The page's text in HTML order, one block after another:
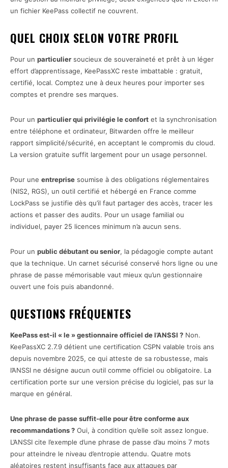
un fichier KeePass collectif ne couvrent.
QUEL CHOIX SELON VOTRE PROFIL
Pour un particulier soucieux de souveraineté et prêt à un léger
effort d’apprentissage, KeePassXC reste imbattable : gratuit,
certifié, local. Comptez une à deux heures pour importer ses
comptes et prendre ses marques.
Pour un particulier qui privilégie le confort et la synchronisation
entre téléphone et ordinateur, Bitwarden offre le meilleur
rapport simplicité/sécurité, en acceptant le compromis du cloud.
La version gratuite suffit largement pour un usage personnel.
Pour une entreprise soumise à des obligations réglementaires
(NIS2, RGS), un outil certifié et hébergé en France comme
LockPass se justifie dès qu’il faut partager des accès, tracer les
actions et passer des audits. Pour un usage familial ou
individuel, payer 25 licences minimum n’a aucun sens.
Pour un public débutant ou senior, la pédagogie compte autant
que la technique. Un carnet sécurisé conservé hors ligne ou une
phrase de passe mémorisable vaut mieux qu’un gestionnaire
ouvert une fois puis abandonné.
QUESTIONS FRÉQUENTES
KeePass est-il « le » gestionnaire officiel de l’ANSSI ? Non.
KeePassXC 2.7.9 détient une certification CSPN valable trois ans
depuis novembre 2025, ce qui atteste de sa robustesse, mais
l’ANSSI ne désigne aucun outil comme officiel ou obligatoire. La
certification porte sur une version précise du logiciel, pas sur la
marque en général.
Une phrase de passe suffit-elle pour être conforme aux
recommandations ? Oui, à condition qu’elle soit assez longue.
L’ANSSI cite l’exemple d’une phrase de passe d’au moins 7 mots
pour atteindre le niveau d’entropie attendu. Quatre mots
aléatoires restent insuffisants face aux attaques par